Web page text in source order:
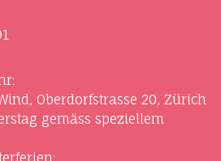
Oberdorfstrasse 20, Zürich
gemäss speziellem